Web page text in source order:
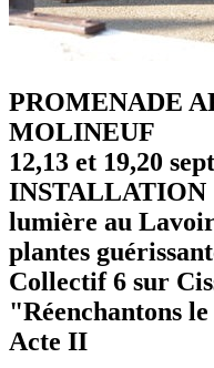
PROMENADE
MOLINEUF
12,13 et 19,20
INSTALLATION
lumière au
plantes
Collectif 6 sur
"Réenchantons
Acte II